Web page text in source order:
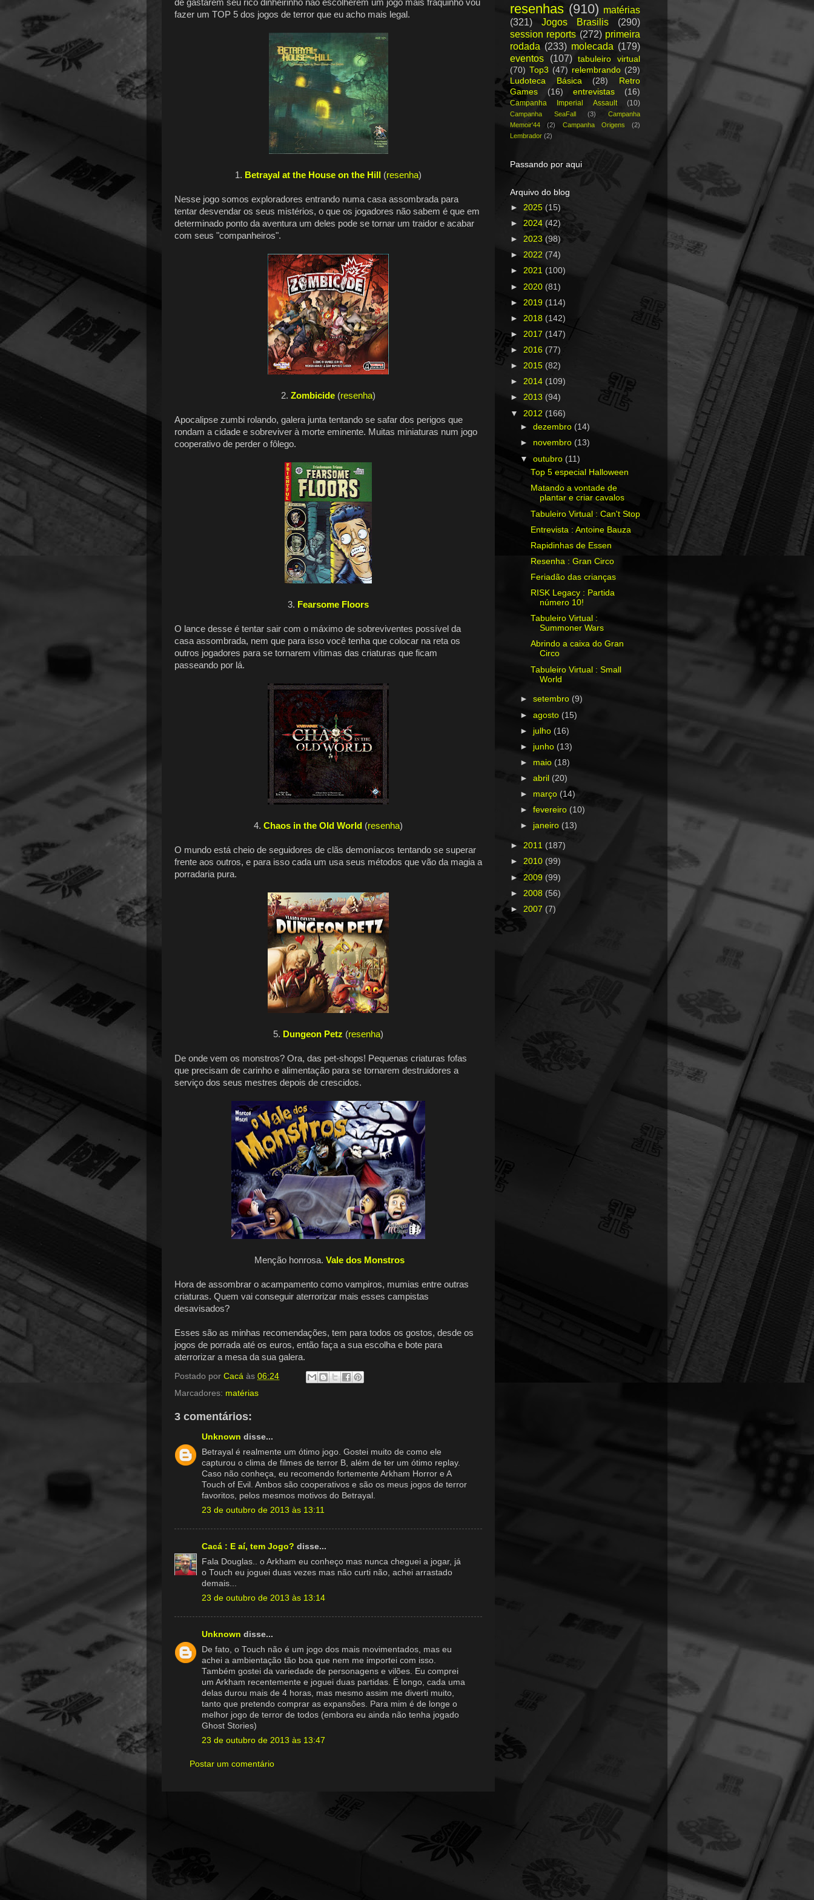
de gastarem seu rico dinheirinho não escolherem um jogo mais fraquinho vou
fazer um TOP 5 dos jogos de terror que eu acho mais legal.
1. Betrayal at the House on the Hill (resenha)
Nesse jogo somos exploradores entrando numa casa assombrada para
tentar desvendar os seus mistérios, o que os jogadores não sabem é que em
determinado ponto da aventura um deles pode se tornar um traidor e acabar
com seus "companheiros".
2. Zombicide (resenha)
Apocalipse zumbi rolando, galera junta tentando se safar dos perigos que
rondam a cidade e sobreviver à morte eminente. Muitas miniaturas num jogo
cooperativo de perder o fôlego.
3. Fearsome Floors
O lance desse é tentar sair com o máximo de sobreviventes possível da
casa assombrada, nem que para isso você tenha que colocar na reta os
outros jogadores para se tornarem vítimas das criaturas que ficam
passeando por lá.
4. Chaos in the Old World (resenha)
O mundo está cheio de seguidores de clãs demoníacos tentando se superar
frente aos outros, e para isso cada um usa seus métodos que vão da magia a
porradaria pura.
5. Dungeon Petz (resenha)
De onde vem os monstros? Ora, das pet-shops! Pequenas criaturas fofas
que precisam de carinho e alimentação para se tornarem destruidores a
serviço dos seus mestres depois de crescidos.
Menção honrosa. Vale dos Monstros
Hora de assombrar o acampamento como vampiros, mumias entre outras
criaturas. Quem vai conseguir aterrorizar mais esses campistas
desavisados?
Esses são as minhas recomendações, tem para todos os gostos, desde os
jogos de porrada até os euros, então faça a sua escolha e bote para
aterrorizar a mesa da sua galera.
Postado por Cacá às 06:24
Marcadores: matérias
3 comentários:
Unknown disse...
Betrayal é realmente um ótimo jogo. Gostei muito de como ele
capturou o clima de filmes de terror B, além de ter um ótimo replay.
Caso não conheça, eu recomendo fortemente Arkham Horror e A
Touch of Evil. Ambos são cooperativos e são os meus jogos de terror
favoritos, pelos mesmos motivos do Betrayal.
23 de outubro de 2013 às 13:11
Cacá : E aí, tem Jogo? disse...
Fala Douglas.. o Arkham eu conheço mas nunca cheguei a jogar, já
o Touch eu joguei duas vezes mas não curti não, achei arrastado
demais...
23 de outubro de 2013 às 13:14
Unknown disse...
De fato, o Touch não é um jogo dos mais movimentados, mas eu
achei a ambientação tão boa que nem me importei com isso.
Também gostei da variedade de personagens e vilões. Eu comprei
um Arkham recentemente e joguei duas partidas. É longo, cada uma
delas durou mais de 4 horas, mas mesmo assim me diverti muito,
tanto que pretendo comprar as expansões. Para mim é de longe o
melhor jogo de terror de todos (embora eu ainda não tenha jogado
Ghost Stories)
23 de outubro de 2013 às 13:47
Postar um comentário
resenhas (910) matérias
(321)
Jogos Brasilis
(290)
session reports (272) primeira
rodada (233) molecada (179)
eventos
(107)
tabuleiro virtual
(70) Top3 (47) relembrando (29)
Ludoteca Básica
(28)
Retro
Games
(16) entrevistas (16)
Campanha Imperial Assault (10)
Campanha SeaFall (3)
Campanha
Memoir'44
(2) Campanha Origens
(2)
Lembrador (2)
Passando por aqui
Arquivo do blog
► 2025 (15)
► 2024 (42)
► 2023 (98)
► 2022 (74)
► 2021 (100)
► 2020 (81)
► 2019 (114)
► 2018 (142)
► 2017 (147)
► 2016 (77)
► 2015 (82)
► 2014 (109)
► 2013 (94)
▼ 2012 (166)
►dezembro (14)
► novembro (13)
▼outubro (11)
Top 5 especial Halloween
Matando a vontade de
plantar e criar cavalos
Tabuleiro Virtual : Can't Stop
Entrevista : Antoine Bauza
Rapidinhas de Essen
Resenha : Gran Circo
Feriadão das crianças
RISK Legacy : Partida
número 10!
Tabuleiro Virtual :
Summoner Wars
Abrindo a caixa do Gran
Circo
Tabuleiro Virtual : Small
World
►setembro (9)
►agosto (15)
► julho (16)
► junho (13)
► maio(18)
►abril (20)
► março(14)
►fevereiro (10)
► janeiro (13)
► 2011 (187)
► 2010 (99)
► 2009 (99)
► 2008 (56)
► 2007 (7)